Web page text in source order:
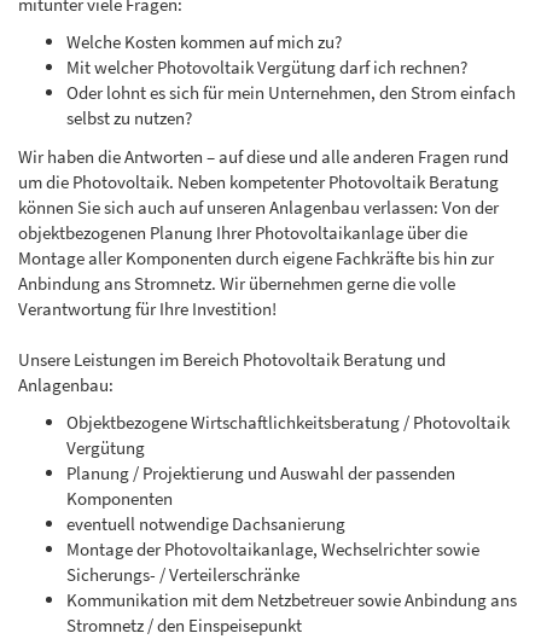
Welche Kosten kommen auf mich zu?
Mit welcher Photovoltaik Vergütung darf ich rechnen?
Oder lohnt es sich für mein Unternehmen, den Strom einfach
selbst zu nutzen?
Wir haben die Antworten – auf diese und alle anderen Fragen rund
um die Photovoltaik. Neben kompetenter Photovoltaik Beratung
können Sie sich auch auf unseren Anlagenbau verlassen: Von der
objektbezogenen Planung Ihrer Photovoltaikanlage über die
Montage aller Komponenten durch eigene Fachkräfte bis hin zur
Anbindung ans Stromnetz. Wir übernehmen gerne die volle
Verantwortung für Ihre Investition!
Unsere Leistungen im Bereich Photovoltaik Beratung und
Anlagenbau:
Objektbezogene Wirtschaftlichkeitsberatung / Photovoltaik
Vergütung
Planung / Projektierung und Auswahl der passenden
Komponenten
eventuell notwendige Dachsanierung
Montage der Photovoltaikanlage, Wechselrichter sowie
Sicherungs- / Verteilerschränke
Kommunikation mit dem Netzbetreuer sowie Anbindung ans
Stromnetz / den Einspeisepunkt